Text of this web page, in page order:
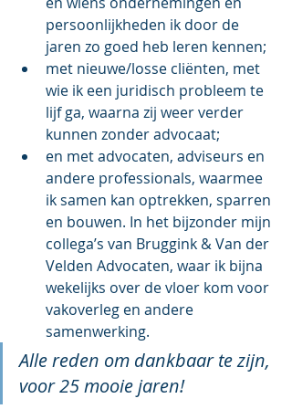
persoonlijkheden ik door de
jaren zo goed heb leren kennen;
met nieuwe/losse cliënten, met
wie ik een juridisch probleem te
lijf ga, waarna zij weer verder
kunnen zonder advocaat;
en met advocaten, adviseurs en
andere professionals, waarmee
ik samen kan optrekken, sparren
en bouwen. In het bijzonder mijn
collega’s van Bruggink & Van der
Velden Advocaten, waar ik bijna
wekelijks over de vloer kom voor
vakoverleg en andere
samenwerking.
Alle reden om dankbaar te zijn,
voor 25 mooie jaren!